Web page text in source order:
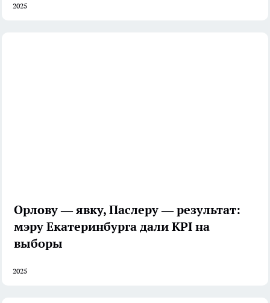
2025
Орлову — явку, Паслеру — результат:
мэру Екатеринбурга дали KPI на
выборы
2025